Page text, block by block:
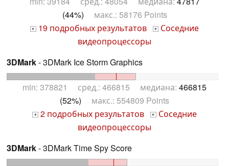
(44%) макс.: 58176 Points
+ 19 подробных результатов +
Соседние
видеопроцессоры
3DMark- 3DMark Ice Storm Graphics
min: 378821 сред.: 466815 медиана: 466815
(52%) макс.: 554809 Points
+ 2 подробных результатов + Соседние
видеопроцессоры
3DMark- 3DMark Time Spy Score